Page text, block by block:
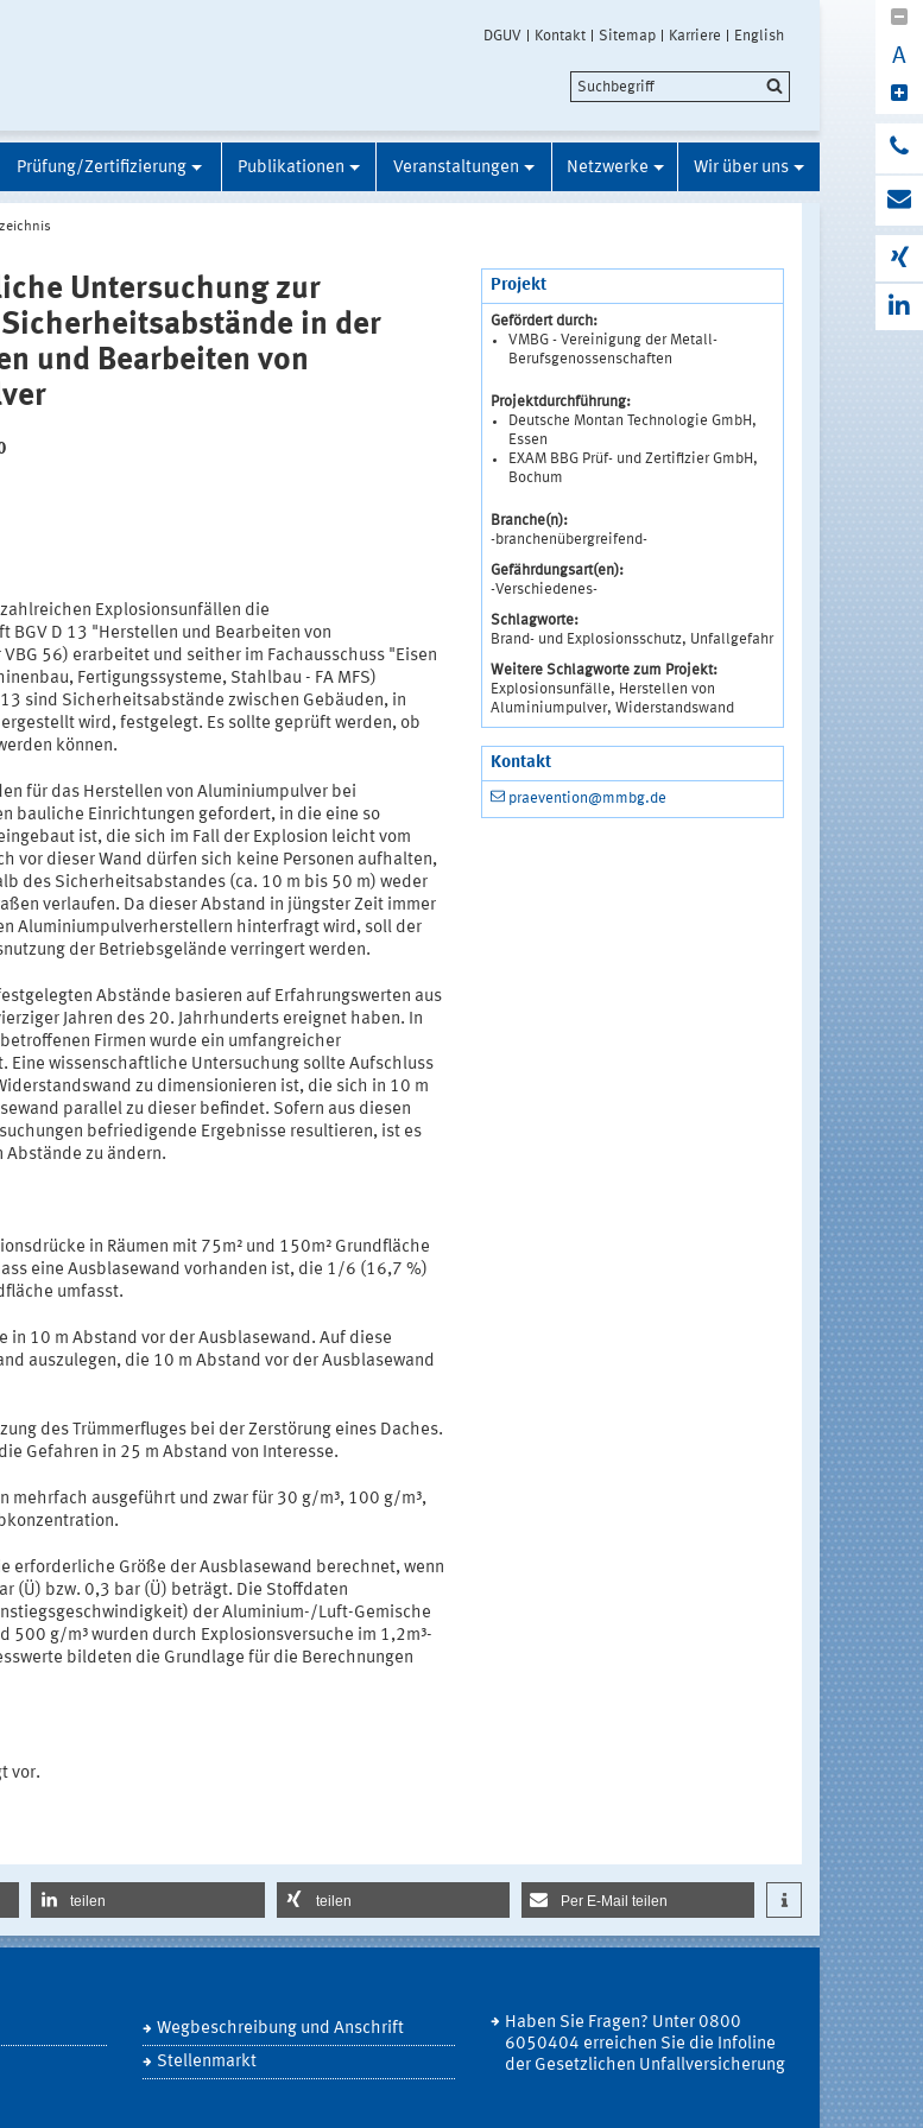
DGUV Kontakt Sitemap Karriere English
A
Prüfung/Zertifizierung Publikationen Veranstaltungen Netzwerke Wir über uns
Untersuchung zur
in der
und Bearbeiten von
Explosionsunfällen die
BGV D 13 "Herstellen und Bearbeiten von
56) erarbeitet und seither im Fachausschuss "Eisen
Fertigungssysteme, Stahlbau - FA MFS)
sind Sicherheitsabstände zwischen Gebäuden, in
wird, festgelegt. Es sollte geprüft werden, ob
können.
für das Herstellen von Aluminiumpulver bei
bauliche Einrichtungen gefordert, in die eine so
ist, die sich im Fall der Explosion leicht vom
vor dieser Wand dürfen sich keine Personen aufhalten,
des Sicherheitsabstandes (ca. 10 m bis 50 m) weder
verlaufen. Da dieser Abstand in jüngster Zeit immer
Aluminiumpulverherstellern hinterfragt wird, soll der
der Betriebsgelände verringert werden.
Abstände basieren auf Erfahrungswerten aus
Jahren des 20. Jahrhunderts ereignet haben. In
Firmen wurde ein umfangreicher
Eine wissenschaftliche Untersuchung sollte Aufschluss
zu dimensionieren ist, die sich in 10 m
parallel zu dieser befindet. Sofern aus diesen
befriedigende Ergebnisse resultieren, ist es
zu ändern.
in Räumen mit 75m² und 150m² Grundfläche
eine Ausblasewand vorhanden ist, die 1/6 (16,7 %)
umfasst.
in 10 m Abstand vor der Ausblasewand. Auf diese
auszulegen, die 10 m Abstand vor der Ausblasewand
des Trümmerfluges bei der Zerstörung eines Daches.
Gefahren in 25 m Abstand von Interesse.
mehrfach ausgeführt und zwar für 30 g/m³, 100 g/m³,
erforderliche Größe der Ausblasewand berechnet, wenn
(Ü) bzw. 0,3 bar (Ü) beträgt. Die Stoffdaten
der Aluminium-/Luft-Gemische
500 g/m³ wurden durch Explosionsversuche im 1,2m³-
bildeten die Grundlage für die Berechnungen
vor.
Projekt
Gefördert durch:
VMBG - Vereinigung der Metall-
Berufsgenossenschaften
Projektdurchführung:
Deutsche Montan Technologie GmbH,
Essen
EXAM BBG Prüf- und Zertifizier GmbH,
Bochum
Branche(n):
-branchenübergreifend-
Gefährdungsart(en):
-Verschiedenes-
Schlagworte:
Brand- und Explosionsschutz, Unfallgefahr
Weitere Schlagworte zum Projekt:
Explosionsunfälle, Herstellen von
Aluminiumpulver, Widerstandswand
Kontakt
praevention@mmbg.de
teilen teilen Per E-Mail teilen
Wegbeschreibung und Anschrift
Stellenmarkt
Haben Sie Fragen? Unter 0800
6050404 erreichen Sie die Infoline
der Gesetzlichen Unfallversicherung